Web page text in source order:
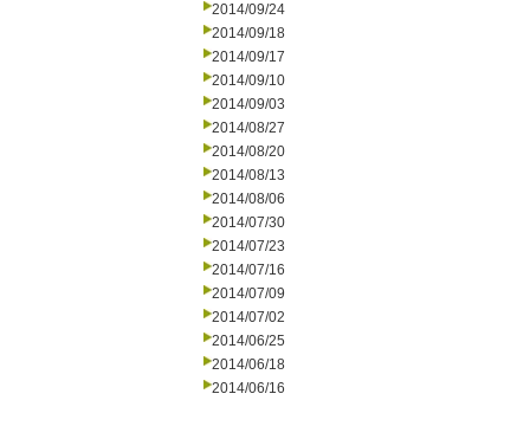
2014/09/24
2014/09/18
2014/09/17
2014/09/10
2014/09/03
2014/08/27
2014/08/20
2014/08/13
2014/08/06
2014/07/30
2014/07/23
2014/07/16
2014/07/09
2014/07/02
2014/06/25
2014/06/18
2014/06/16